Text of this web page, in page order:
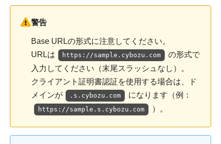
警告
Base URLの形式に注意してください。
URLは
https://sample.cybozu.com
の形式で
入力してください（末尾スラッシュなし）。
クライアント証明書認証を使用する場合は、ド
メインが
.s.cybozu.com になります（例：
https://sample.s.cybozu.com ）。